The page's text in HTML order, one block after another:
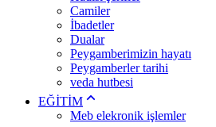
Camiler
İbadetler
Dualar
Peygamberimizin hayatı
Peygamberler tarihi
veda hutbesi
EĞİTİM
Meb elekronik işlemler